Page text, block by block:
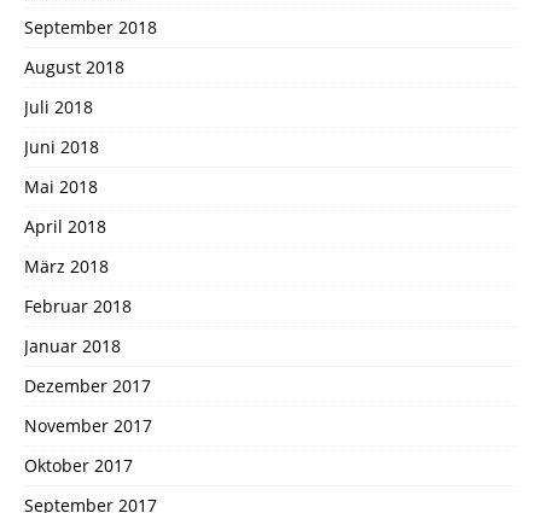
September 2018
August 2018
Juli 2018
Juni 2018
Mai 2018
April 2018
März 2018
Februar 2018
Januar 2018
Dezember 2017
November 2017
Oktober 2017
September 2017